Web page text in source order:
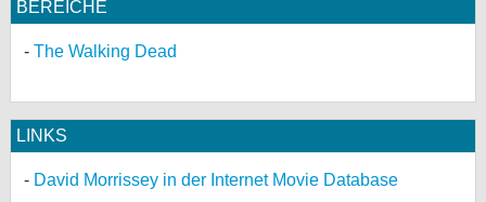
BEREICHE
The Walking Dead
LINKS
David Morrissey in der Internet Movie Database